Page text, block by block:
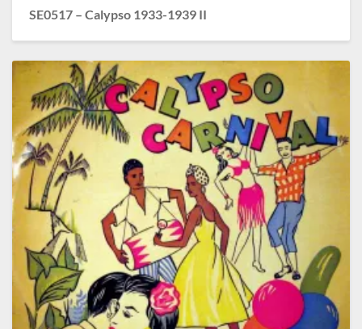
SE0517 – Calypso 1933-1939 II